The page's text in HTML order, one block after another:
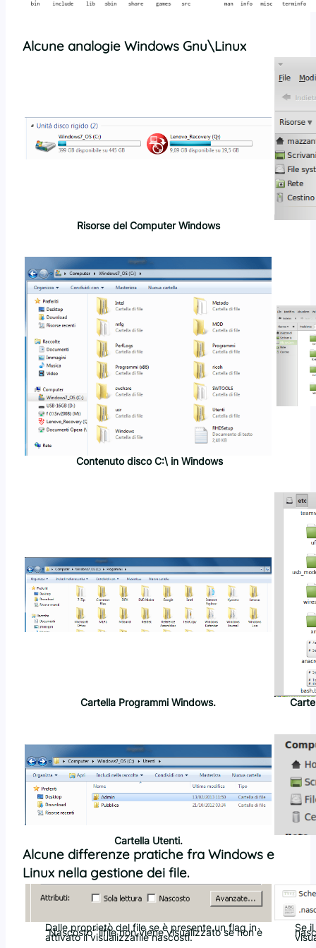
Alcune analogie Windows Gnu\Linux
Risorse del Computer Windows
Contenuto disco C:\ in Windows
Cartella Programmi Windows.
Cartella Utenti.
Alcune differenze pratiche fra Windows e
Linux nella gestione dei file.
Dalle proprietò del file se è presente un flag in
“Nascosto” ilfile non viene visualizzato se non è
attivato il visualizzafile nascosti.
Se